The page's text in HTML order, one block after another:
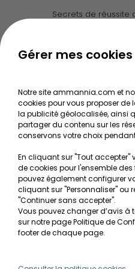
Secrets de réussite
Le journal
Recherche de
Conditions
MON
Créer un
Gérer mes cookies
Notre site ammannia.com et
cookies pour vous proposer de
la publicité géolocalisée, ainsi
partager du contenu sur les
conservons votre choix
En cliquant sur "Tout accepter"
de cookies pour l'ensemble
pouvez également configurer
cliquant sur "Personnaliser" ou
"Continuer sans accepter".
Vous pouvez changer d’avis
sur notre page Politique de
footer de chaque page.